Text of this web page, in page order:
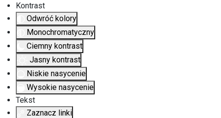
Kontrast
Odwróć kolory
Monochromatyczny
Ciemny kontrast
Jasny kontrast
Niskie nasycenie
Wysokie nasycenie
Tekst
Zaznacz linki